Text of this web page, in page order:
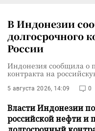
В Индонезии
долгосрочного
России
Индонезия сообщила о
контракта на
5 августа 2026, 14:09 0
Власти Индонезии
российской нефти и